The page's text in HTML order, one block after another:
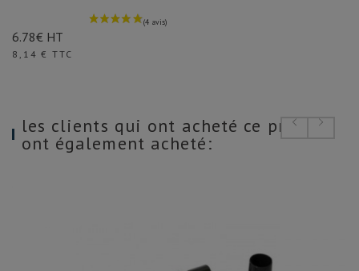
6.78€ HT
Prix
8,14 € TTC
les clients qui ont acheté ce produit
ont également acheté: